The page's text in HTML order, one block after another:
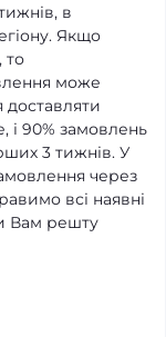
в
Якщо
то
може
і 90% замовлень
3 тижнів. У
через
всі наявні
Вам решту